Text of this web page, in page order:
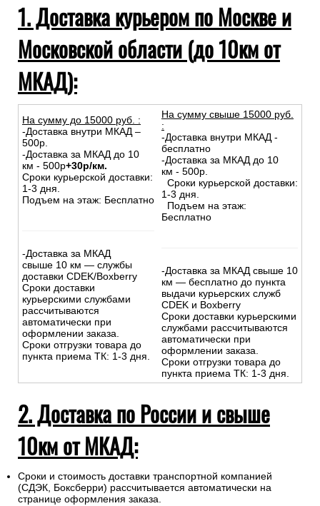
1. Доставка курьером по Москве и
Московской области (до 10км от
МКАД):
На сумму до 15000 руб. :
-Доставка внутри МКАД –
500р.
-Доставка за МКАД до 10
км - 500р+30р/км.
Сроки курьерской доставки:
1-3 дня.
Подъем на этаж: Бесплатно
-Доставка за МКАД
свыше 10 км — службы
доставки CDEK/Boxberry
Сроки доставки
курьерскими службами
рассчитываются
автоматически при
оформлении заказа.
Сроки отгрузки товара до
пункта приема ТК: 1-3 дня.
На сумму свыше 15000 руб.
:
-Доставка внутри МКАД -
бесплатно
-Доставка за МКАД до 10
км - 500р.
Сроки курьерской доставки:
1-3 дня.
Подъем на этаж:
Бесплатно
-Доставка за МКАД свыше 10
км — бесплатно до пункта
выдачи курьерских служб
CDEK и Boxberry
Сроки доставки курьерскими
службами рассчитываются
автоматически при
оформлении заказа.
Сроки отгрузки товара до
пункта приема ТК: 1-3 дня.
2. Доставка по России и свыше
10км от МКАД:
Сроки и стоимость доставки транспортной компанией
(СДЭК, Боксберри) рассчитывается автоматически на
странице оформления заказа.